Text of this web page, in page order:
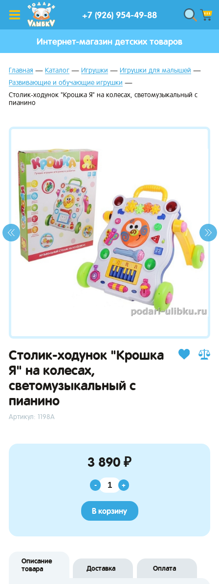
+7 (926) 954-49-88
Интернет-магазин детских товаров
Главная Каталог Игрушки
Игрушки для малышей
Развивающие и обучающие игрушки
Столик-ходунок "Крошка Я" на колесах, светомузыкальный с
пианино
Столик-ходунок "Крошка
Я" на колесах,
светомузыкальный с
пианино
Артикул: 1198А
3 890 ₽
- +
В корзину
Описание
товара
Доставка Оплата